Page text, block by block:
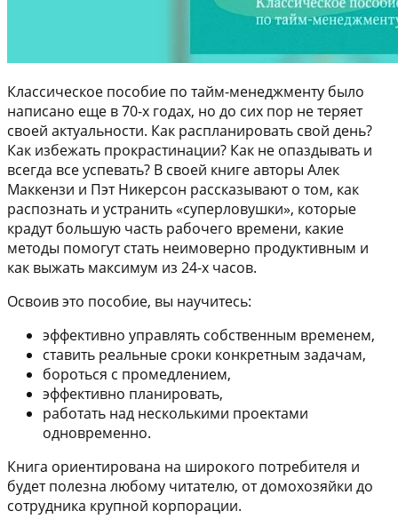
Классическое пособие по тайм-менеджменту было
написано еще в 70-х годах, но до сих пор не теряет
своей актуальности. Как распланировать свой день?
Как избежать прокрастинации? Как не опаздывать и
всегда все успевать? В своей книге авторы Алек
Маккензи и Пэт Никерсон рассказывают о том, как
распознать и устранить «суперловушки», которые
крадут большую часть рабочего времени, какие
методы помогут стать неимоверно продуктивным и
как выжать максимум из 24-х часов.
Освоив это пособие, вы научитесь:
эффективно управлять собственным временем,
ставить реальные сроки конкретным задачам,
бороться с промедлением,
эффективно планировать,
работать над несколькими проектами
одновременно.
Книга ориентирована на широкого потребителя и
будет полезна любому читателю, от домохозяйки до
сотрудника крупной корпорации.